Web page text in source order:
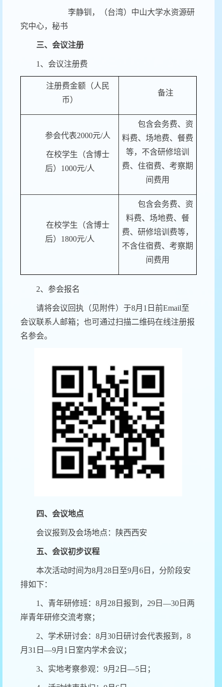
李静钏，（台湾）中山大学水资源研
究中心，秘书
三、会议注册
1、会议注册费
注册费金额（人民
币）
备注
参会代表2000元/人
在校学生 （含博士
后） 1000元/人
包含会务费、资
料费、场地费、餐费
等，不含研修培训
费、 住宿费、考察期
间 费用
在校学生 （含博士
后） 1800元/人
包含会务费、资
料费、场地费、餐
费、研修培训费等，
不含住宿费、考察期
间 费用
2、参会报名
请将会议回执（见附件）于8月 1 日前Email至
会议联系人邮箱；也可通过扫描二维码在线注册报
名参会。
四、会议地点
会议报到及会场地点 ：陕西西安
五、会议初步议程
本次活动时间为8月 28 日至9月 6 日，分阶段安
排如下：
1、 青年研修班： 8月 28 日报到， 29 日—30 日两
岸青年研修交流考察；
2、 学术研讨会： 8月 30 日研讨会代表报到， 8
月 31 日—9月 1 日室内学术会议；
3、 实地考察参观： 9月 2 日—5 日；